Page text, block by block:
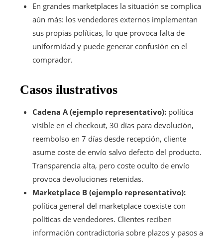
En grandes marketplaces la situación se complica
aún más: los vendedores externos implementan
sus propias políticas, lo que provoca falta de
uniformidad y puede generar confusión en el
comprador.
Casos ilustrativos
Cadena A (ejemplo representativo): política
visible en el checkout, 30 días para devolución,
reembolso en 7 días desde recepción, cliente
asume coste de envío salvo defecto del producto.
Transparencia alta, pero coste oculto de envío
provoca devoluciones retenidas.
Marketplace B (ejemplo representativo):
política general del marketplace coexiste con
políticas de vendedores. Clientes reciben
información contradictoria sobre plazos y pasos a